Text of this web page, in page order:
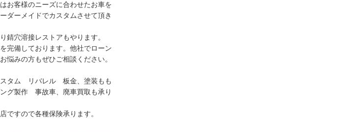
お客様のニーズに合わせたお車を
ダーメイドでカスタムさせて頂き
錆穴溶接レストアもやります。
完備しております。他社でローン
悩みの方もぜひご相談ください。
タム リバレル 板金、塗装もも
グ製作 事故車、廃車買取も承り
ですので各種保険承ります。